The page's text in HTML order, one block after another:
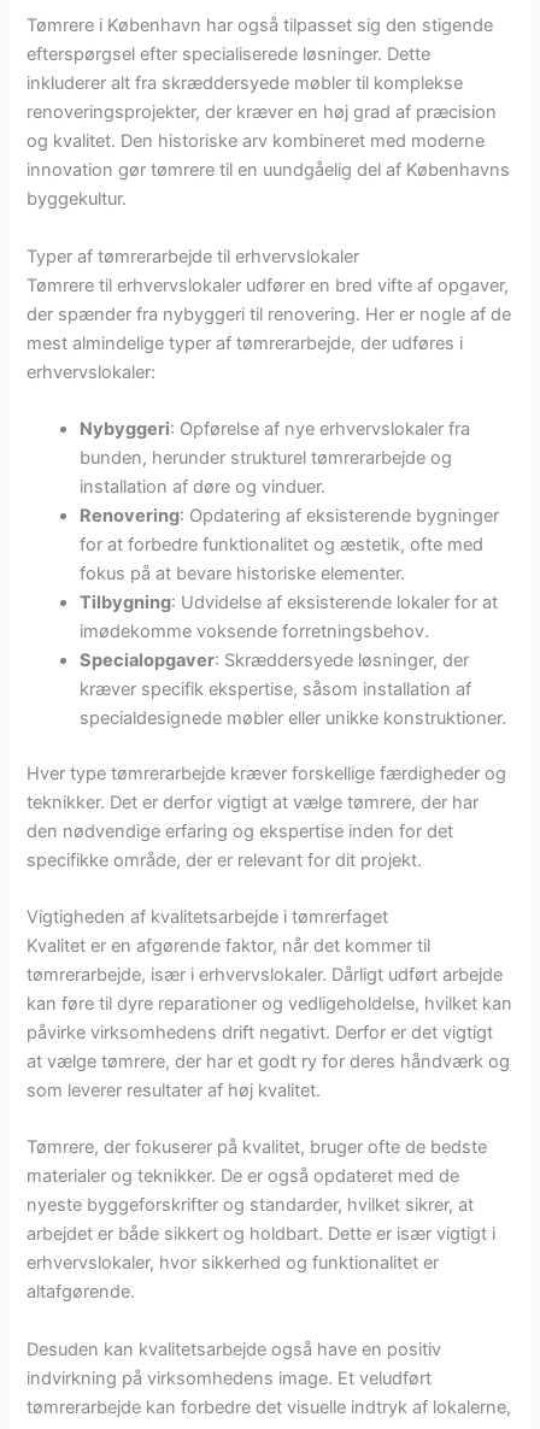
Tømrere i København har også tilpasset sig den stigende
efterspørgsel efter specialiserede løsninger. Dette
inkluderer alt fra skræddersyede møbler til komplekse
renoveringsprojekter, der kræver en høj grad af præcision
og kvalitet. Den historiske arv kombineret med moderne
innovation gør tømrere til en uundgåelig del af Københavns
byggekultur.
Typer af tømrerarbejde til erhvervslokaler
Tømrere til erhvervslokaler udfører en bred vifte af opgaver,
der spænder fra nybyggeri til renovering. Her er nogle af de
mest almindelige typer af tømrerarbejde, der udføres i
erhvervslokaler:
Nybyggeri: Opførelse af nye erhvervslokaler fra
bunden, herunder strukturel tømrerarbejde og
installation af døre og vinduer.
Renovering: Opdatering af eksisterende bygninger
for at forbedre funktionalitet og æstetik, ofte med
fokus på at bevare historiske elementer.
Tilbygning: Udvidelse af eksisterende lokaler for at
imødekomme voksende forretningsbehov.
Specialopgaver: Skræddersyede løsninger, der
kræver specifik ekspertise, såsom installation af
specialdesignede møbler eller unikke konstruktioner.
Hver type tømrerarbejde kræver forskellige færdigheder og
teknikker. Det er derfor vigtigt at vælge tømrere, der har
den nødvendige erfaring og ekspertise inden for det
specifikke område, der er relevant for dit projekt.
Vigtigheden af kvalitetsarbejde i tømrerfaget
Kvalitet er en afgørende faktor, når det kommer til
tømrerarbejde, især i erhvervslokaler. Dårligt udført arbejde
kan føre til dyre reparationer og vedligeholdelse, hvilket kan
påvirke virksomhedens drift negativt. Derfor er det vigtigt
at vælge tømrere, der har et godt ry for deres håndværk og
som leverer resultater af høj kvalitet.
Tømrere, der fokuserer på kvalitet, bruger ofte de bedste
materialer og teknikker. De er også opdateret med de
nyeste byggeforskrifter og standarder, hvilket sikrer, at
arbejdet er både sikkert og holdbart. Dette er især vigtigt i
erhvervslokaler, hvor sikkerhed og funktionalitet er
altafgørende.
Desuden kan kvalitetsarbejde også have en positiv
indvirkning på virksomhedens image. Et veludført
tømrerarbejde kan forbedre det visuelle indtryk af lokalerne,